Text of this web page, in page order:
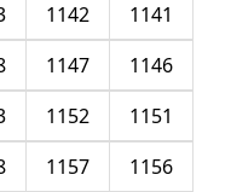
1141
1142
1146
1147
1151
1152
1156
1157